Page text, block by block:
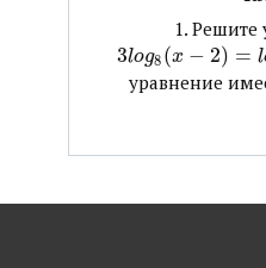
1. Решите
3log8 (x − 2) = l
уравнение